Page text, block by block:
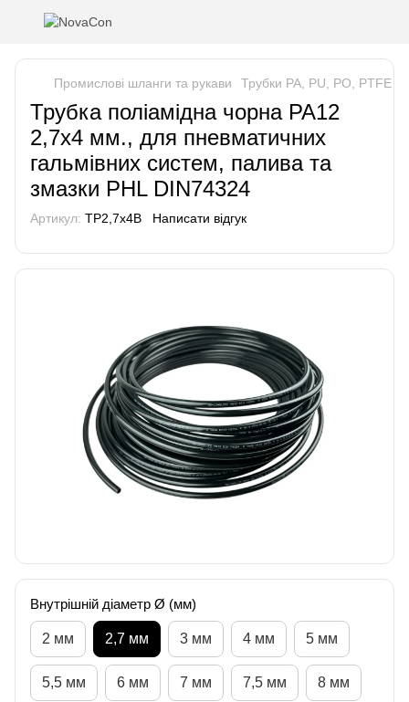
Промислові шланги та рукави Трубки PA, PU, PO, PTFE
Трубка поліамідна чорна PA12
2,7x4 мм., для пневматичних
гальмівних систем, палива та
змазки PHL DIN74324
Артикул: TP2,7x4B Написати відгук
Внутрішній діаметр Ø (мм)
2 мм 2,7 мм 3 мм 4 мм 5 мм
5,5 мм 6 мм 7 мм 7,5 мм 8 мм